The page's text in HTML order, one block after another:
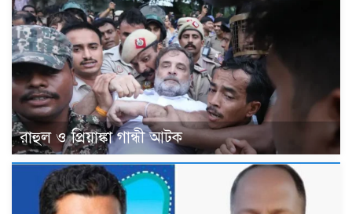
রাহুল ও প্রিয়াঙ্কা গান্ধী আটক